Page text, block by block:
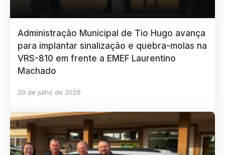
Administração Municipal de Tio Hugo avança
para implantar sinalização e quebra-molas na
VRS-810 em frente a EMEF Laurentino
Machado
29 de julho de 2026